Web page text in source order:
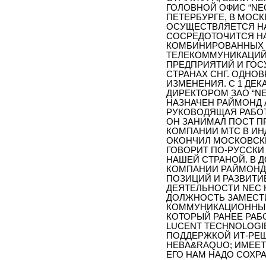
ГОЛОВНОЙ ОФИС
ПЕТЕРБУРГЕ, В
ОСУЩЕСТВЛЯЕТСЯ
СОСРЕДОТОЧИТСЯ
КОМБИНИРОВАННЫХ
ПРЕДПРИЯТИЙ И
СТРАНАХ СНГ.
ИЗМЕНЕНИЯ. С 1
ДИРЕКТОРОМ ЗАО
НАЗНАЧЕН РАЙМОНД
РУКОВОДЯЩАЯ РАБОТА
ОН ЗАНИМАЛ ПОСТ
КОМПАНИИ МТС В
ОКОНЧИЛ
ГОВОРИТ ПО-
НАШЕЙ СТРАНОЙ. В
КОМПАНИИ РАЙМОНД
ПОЗИЦИЙ И
ДЕЯТЕЛЬНОСТИ
ДОЛЖНОСТЬ
КОТОРЫЙ РАНЕЕ
LUCENT
ПОДДЕРЖКОЙ ИТ-
НЕВА&RAQUO;
ЕГО НАМ НАДО